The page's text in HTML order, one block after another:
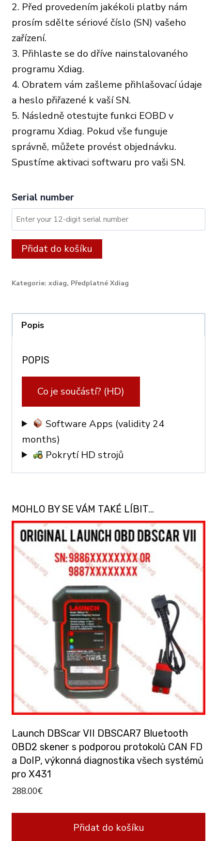
2. Před provedením jakékoli platby nám
prosím sdělte sériové číslo (SN) vašeho
zařízení.
3. Přihlaste se do dříve nainstalovaného
programu Xdiag.
4. Obratem vám zašleme přihlašovací údaje
a heslo přiřazené k vaší SN.
5. Následně otestujte funkci EOBD v
programu Xdiag. Pokud vše funguje
správně, můžete provést objednávku.
Spustíme aktivaci softwaru pro vaši SN.
Serial number
XDIAG:
24
month
Trucks
quantity
Přidat do košíku
Kategorie: xdiag, Předplatné Xdiag
Popis
POPIS
Co je součástí? (HD)
Software Apps (validity 24
months)
Pokrytí HD strojů
MOHLO BY SE VÁM TAKÉ LÍBIT…
Launch DBScar VII DBSCAR7 Bluetooth
OBD2 skener s podporou protokolů CAN FD
a DoIP, výkonná diagnostika všech systémů
pro X431
288.00€
Přidat do košíku